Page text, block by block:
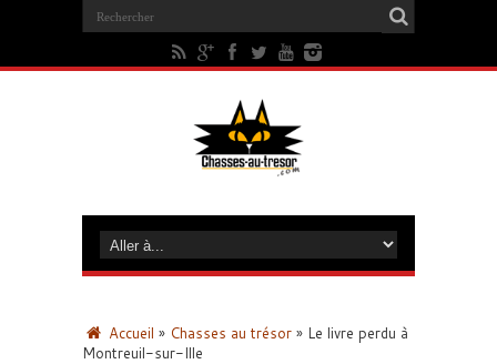
Accueil » Chasses au trésor » Le livre perdu à
Montreuil-sur-Ille